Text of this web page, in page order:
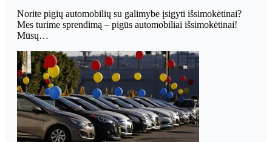
Norite pigių automobilių su galimybe įsigyti išsimokėtinai?
Mes turime sprendimą – pigūs automobiliai išsimokėtinai!
Mūsų…